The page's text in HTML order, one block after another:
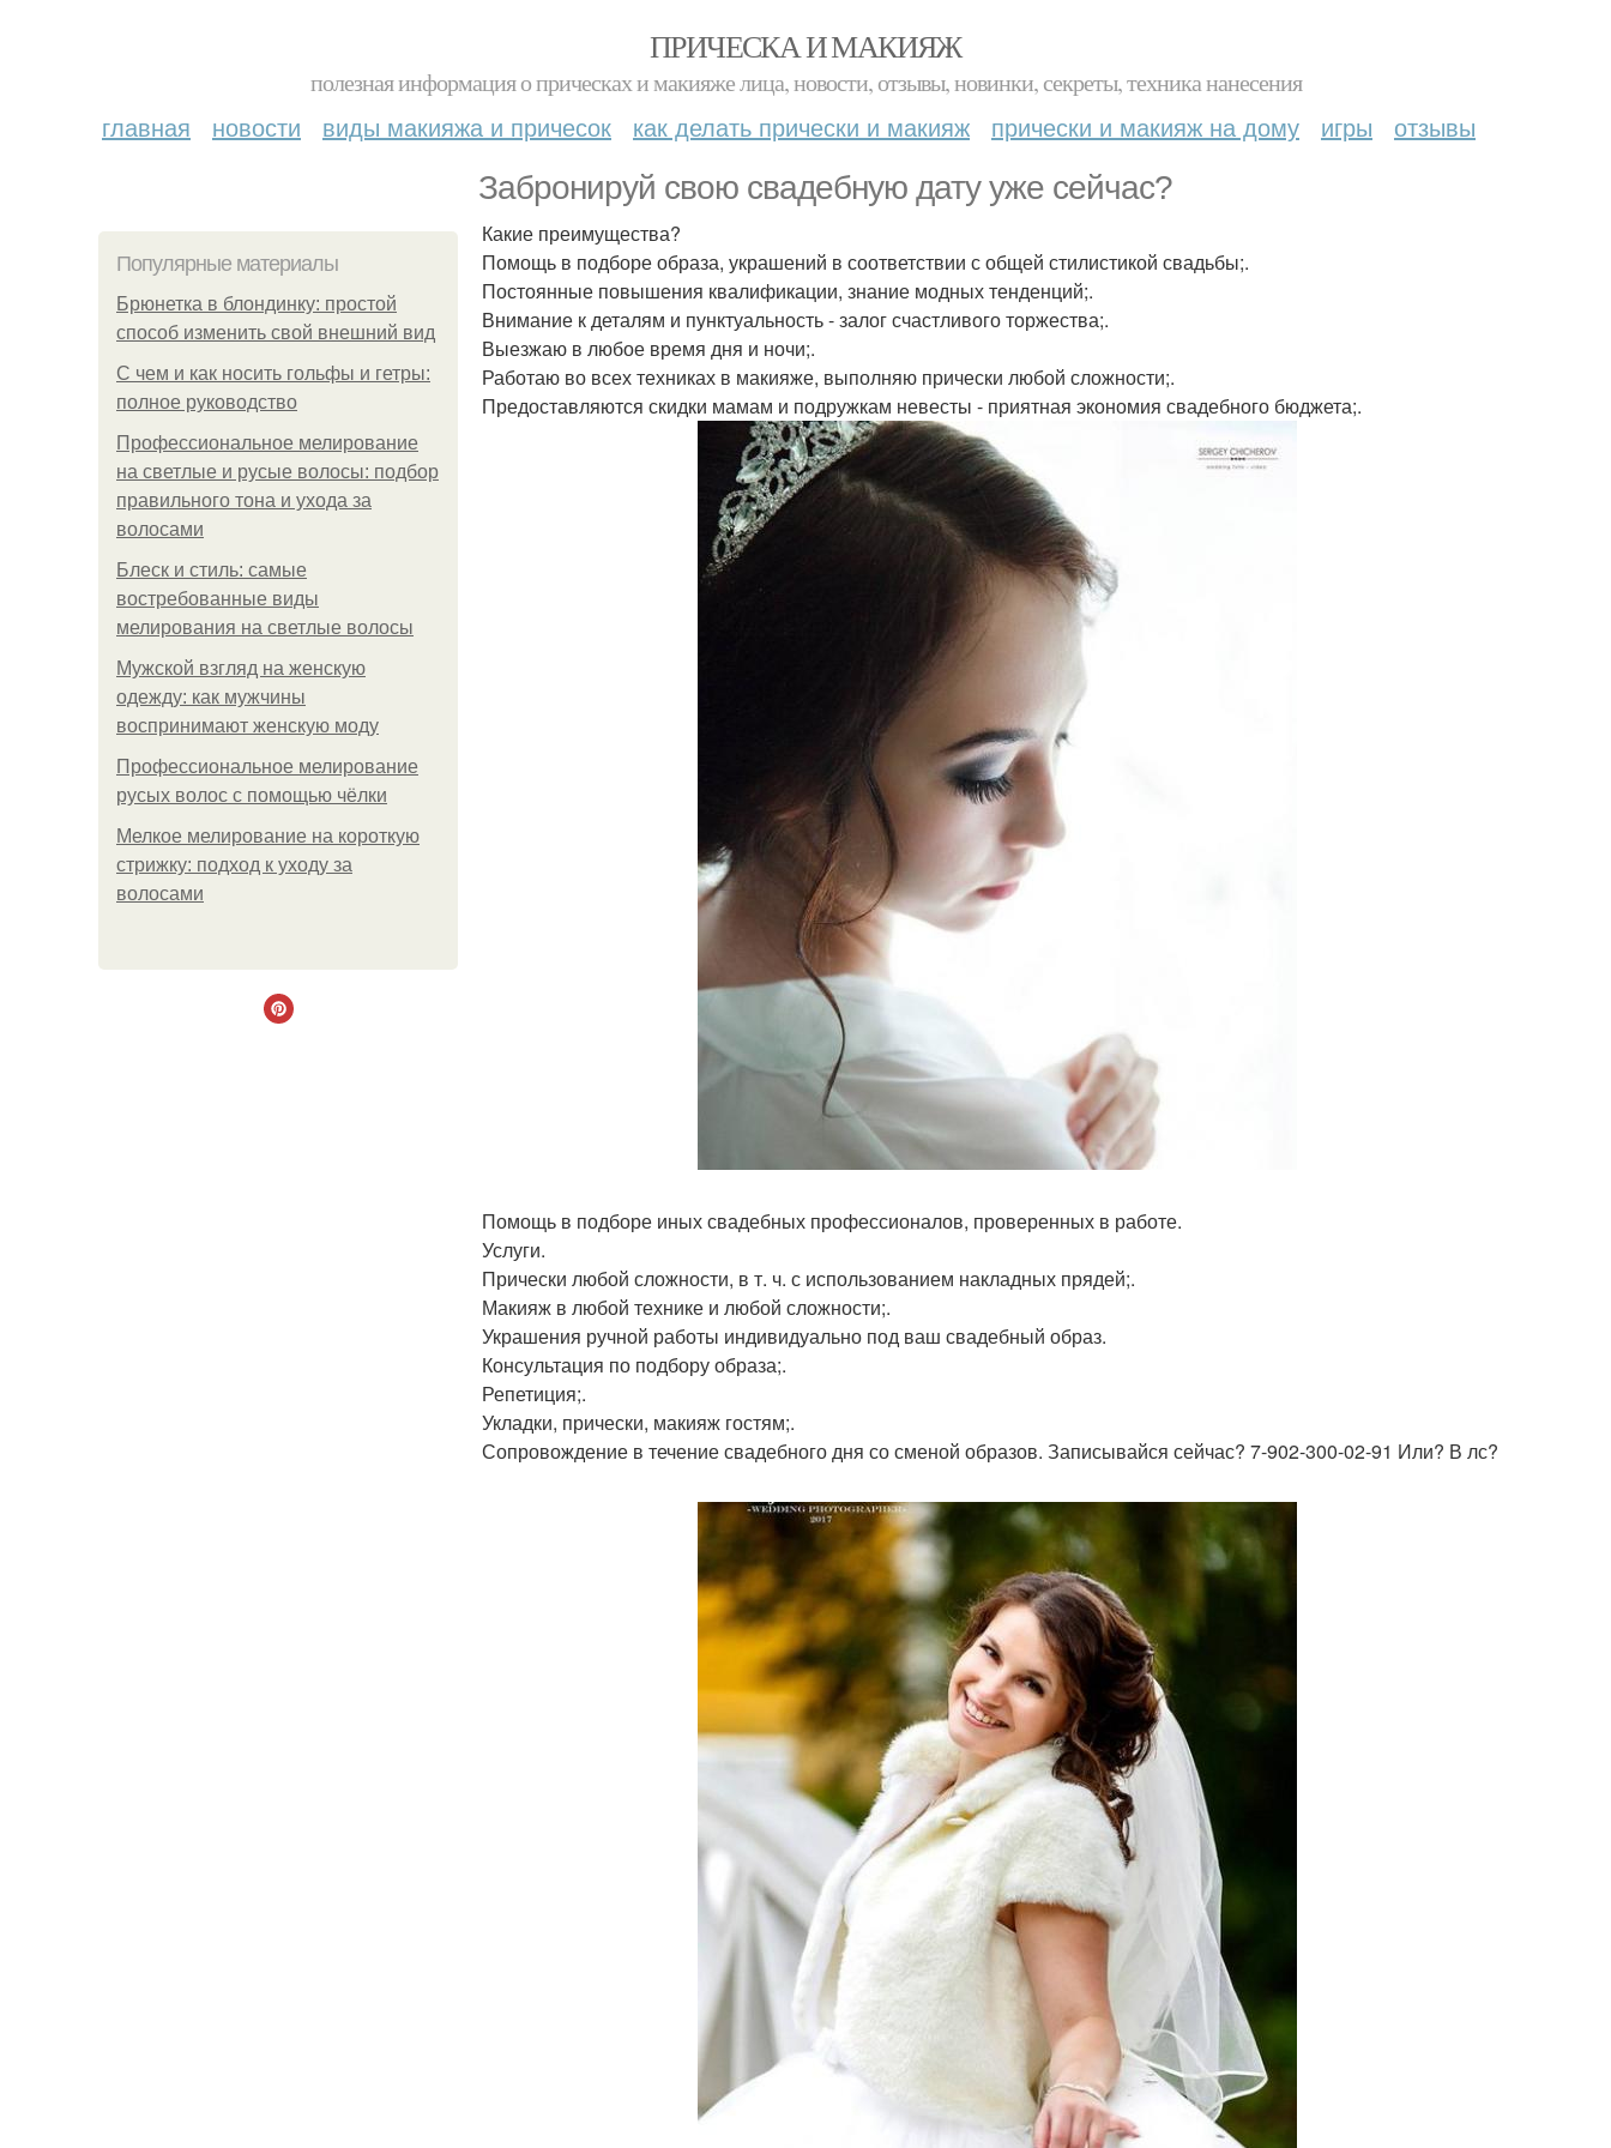
ПРИЧЕСКА И МАКИЯЖ
полезная информация о прическах и макияже лица, новости, отзывы, новинки, секреты, техника нанесения
главная новости виды макияжа и причесок как делать прически и макияж прически и макияж на дому игры отзывы
Забронируй свою свадебную дату уже сейчас?
Популярные материалы
Брюнетка в блондинку: простой
способ изменить свой внешний вид
С чем и как носить гольфы и гетры:
полное руководство
Профессиональное мелирование
на светлые и русые волосы: подбор
правильного тона и ухода за
волосами
Блеск и стиль: самые
востребованные виды
мелирования на светлые волосы
Мужской взгляд на женскую
одежду: как мужчины
воспринимают женскую моду
Профессиональное мелирование
русых волос с помощью чёлки
Мелкое мелирование на короткую
стрижку: подход к уходу за
волосами
Какие преимущества?
Помощь в подборе образа, украшений в соответствии с общей стилистикой свадьбы;.
Постоянные повышения квалификации, знание модных тенденций;.
Внимание к деталям и пунктуальность - залог счастливого торжества;.
Выезжаю в любое время дня и ночи;.
Работаю во всех техниках в макияже, выполняю прически любой сложности;.
Предоставляются скидки мамам и подружкам невесты - приятная экономия свадебного бюджета;.
Помощь в подборе иных свадебных профессионалов, проверенных в работе.
Услуги.
Прически любой сложности, в т. ч. с использованием накладных прядей;.
Макияж в любой технике и любой сложности;.
Украшения ручной работы индивидуально под ваш свадебный образ.
Консультация по подбору образа;.
Репетиция;.
Укладки, прически, макияж гостям;.
Сопровождение в течение свадебного дня со сменой образов. Записывайся сейчас? 7-902-300-02-91 Или? В лс?